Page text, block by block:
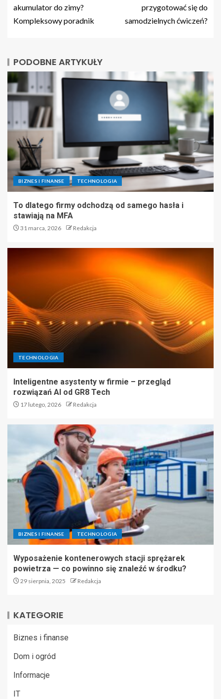
akumulator do zimy?
Kompleksowy poradnik
przygotować się do
samodzielnych ćwiczeń?
PODOBNE ARTYKUŁY
BIZNES I FINANSE TECHNOLOGIA
To dlatego firmy odchodzą od samego hasła i
stawiają na MFA
31 marca, 2026 Redakcja
TECHNOLOGIA
Inteligentne asystenty w firmie – przegląd
rozwiązań AI od GR8 Tech
17 lutego, 2026 Redakcja
BIZNES I FINANSE TECHNOLOGIA
Wyposażenie kontenerowych stacji sprężarek
powietrza — co powinno się znaleźć w środku?
29 sierpnia, 2025 Redakcja
KATEGORIE
Biznes i finanse
Dom i ogród
Informacje
IT